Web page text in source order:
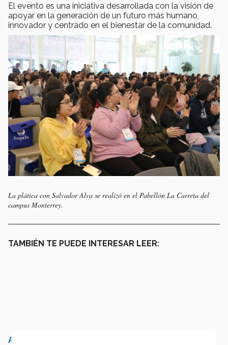
El evento es una iniciativa desarrollada con la visión de
apoyar en la generación de un futuro más humano,
innovador y centrado en el bienestar de la comunidad.
La plática con Salvador Alva se realizó en el Pabellón La Carreta del
campus Monterrey.
TAMBIÉN TE PUEDE INTERESAR LEER:
Así se vivió Líderes con Sentido Humano de